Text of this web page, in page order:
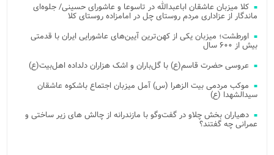
کلا میزبان عاشقان اباعبدالله در تاسوعا و عاشورای حسینی/ جلوه‌ای
ماندگار از عزاداری مردم روستای چل در امامزاده روستای کلا
اورطشت؛ میزبان یکی از کهن‌ترین آیین‌های عاشورایی ایران با قدمتی
بیش از ۶۰۰ سال
عروسی حضرت قاسم(ع) با گل‌باران و اشک هزاران دلداده اهل‌بیت(ع)
موکب مردمی بیت‌ الزهرا (س) آمل میزبان اجتماع باشکوه عاشقان
سیدالشهدا (ع)
دهیاران بخش چلاو در گفت‌وگو با مازندرانه از چالش های زیر ساختی و
عمرانی چه گفتند؟